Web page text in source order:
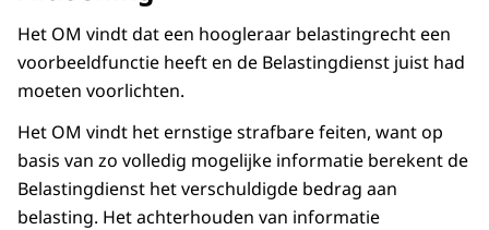
Het OM vindt dat een hoogleraar belastingrecht een
voorbeeldfunctie heeft en de Belastingdienst juist had
moeten voorlichten.
Het OM vindt het ernstige strafbare feiten, want op
basis van zo volledig mogelijke informatie berekent de
Belastingdienst het verschuldigde bedrag aan
belasting. Het achterhouden van informatie